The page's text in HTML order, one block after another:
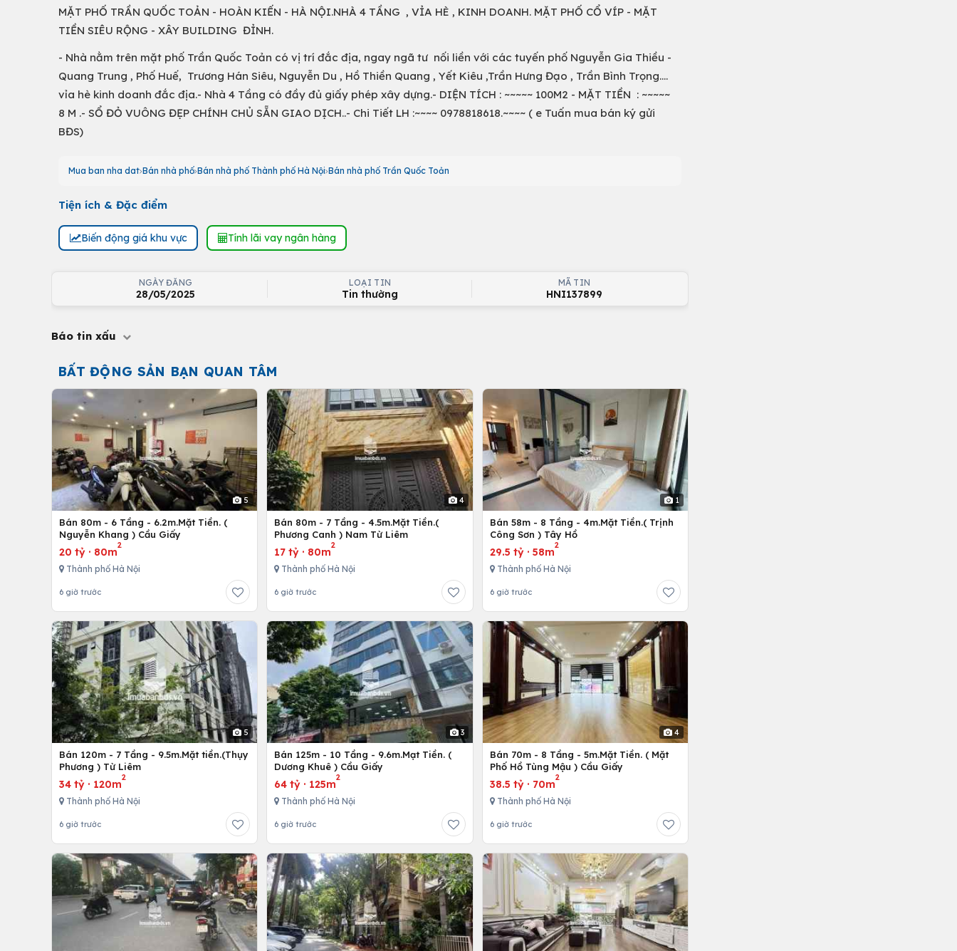
MẶT PHỐ TRẦN QUỐC TOẢN - HOÀN KIẾN - HÀ NỘI.NHÀ 4 TẦNG , VỈA HÈ , KINH DOANH. MẶT PHỐ CỔ VÍP - MẶT
TIỀN SIÊU RỘNG - XÂY BUILDING ĐỈNH.
- Nhà nằm trên mặt phố Trần Quốc Toản có vị trí đắc địa, ngay ngã tư nối liền với các tuyến phố Nguyễn Gia Thiều -
Quang Trung , Phố Huế, Trương Hán Siêu, Nguyễn Du , Hồ Thiền Quang , Yết Kiêu ,Trần Hưng Đạo , Trần Bình Trọng....
vỉa hè kinh doanh đắc địa.- Nhà 4 Tầng có đầy đủ giấy phép xây dựng.- DIỆN TÍCH : ~~~~~ 100M2 - MẶT TIỀN : ~~~~~
8 M .- SỔ ĐỎ VUÔNG ĐẸP CHÍNH CHỦ SẴN GIAO DỊCH..- Chi Tiết LH :~~~~ 0978818618.~~~~ ( e Tuấn mua bán ký gửi
BĐS)
Mua ban nha dat Bán nhà phố Bán nhà phố Thành phố Hà Nội Bán nhà phố Trần Quốc Toản
Tiện ích & Đặc điểm
Biến động giá khu vực Tính lãi vay ngân hàng
NGÀY ĐĂNG
28/05/2025
LOẠI TIN
Tin thường
MÃ TIN
HNI137899
Báo tin xấu
BẤT ĐỘNG SẢN BẠN QUAN TÂM
5
Bán 80m - 6 Tầng - 6.2m.Mặt Tiền. (
Nguyễn Khang ) Cầu Giấy
20 tỷ · 80m
2
Thành phố Hà Nội
6 giờ trước
4
Bán 80m - 7 Tầng - 4.5m.Mặt Tiền.(
Phương Canh ) Nam Từ Liêm
17 tỷ · 80m
2
Thành phố Hà Nội
6 giờ trước
1
Bán 58m - 8 Tầng - 4m.Mặt Tiền.( Trịnh
Công Sơn ) Tây Hồ
29.5 tỷ· 58m
2
Thành phố Hà Nội
6 giờ trước
5
Bán 120m - 7 Tầng - 9.5m.Mặt tiền.(Thụy
Phương ) Từ Liêm
34 tỷ · 120m
2
Thành phố Hà Nội
6 giờ trước
3
Bán 125m - 10 Tầng - 9.6m.Mạt Tiền. (
Dương Khuê ) Cầu Giấy
64 tỷ · 125m
2
Thành phố Hà Nội
6 giờ trước
4
Bán 70m - 8 Tầng - 5m.Mặt Tiền. ( Mặt
Phố Hồ Tùng Mậu ) Cầu Giấy
38.5 tỷ· 70m
2
Thành phố Hà Nội
6 giờ trước